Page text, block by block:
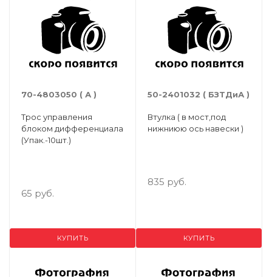
70-4803050 ( А )
Трос управления
блоком дифференциала
(Упак.-10шт.)
65 руб.
КУПИТЬ
50-2401032 ( БЗТДиА )
Втулка ( в мост,под
нижниюю ось навески )
835 руб.
КУПИТЬ